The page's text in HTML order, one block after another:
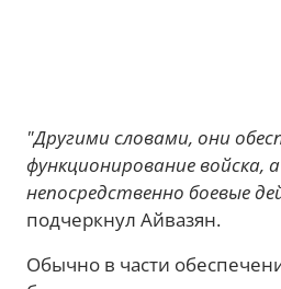
"Другими словами, они
функционирование войска,
непосредственно боевые
подчеркнул Айвазян.
Обычно в части